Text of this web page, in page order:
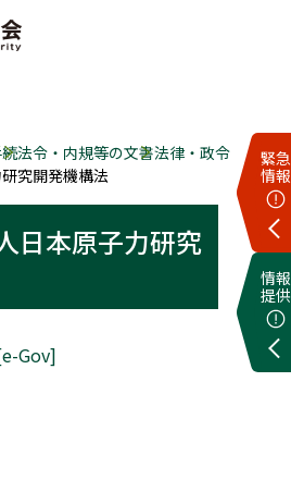
緊急
情報
情報
提供
法令・内規等の文書法律・政令
究開発機構法
日本原子力研究
Gov]